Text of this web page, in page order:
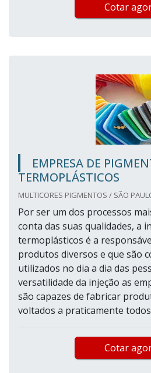
Cotar
EMPRESA DE
TERMOPLÁSTICOS
MULTICORES PIGMENTOS / SÃO
Por ser um dos processos
conta das suas qualidades, a
termoplásticos é a
produtos diversos e que são
utilizados no dia a dia das
versatilidade da injeção as
são capazes de fabricar
voltados a praticamente todos
Cotar